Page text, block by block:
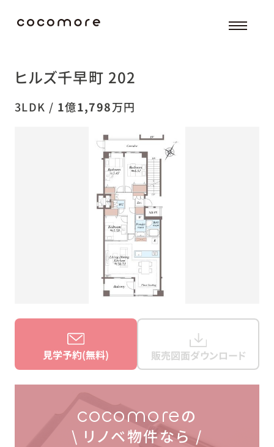
ヒルズ千早町 202
3LDK / 1億1,798万円
見学予約(無料) 販売図面ダウンロード
cocomoreの
\ リノベ物件なら /